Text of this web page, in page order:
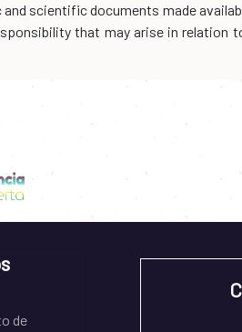
scientific documents made
that may arise in relation
de